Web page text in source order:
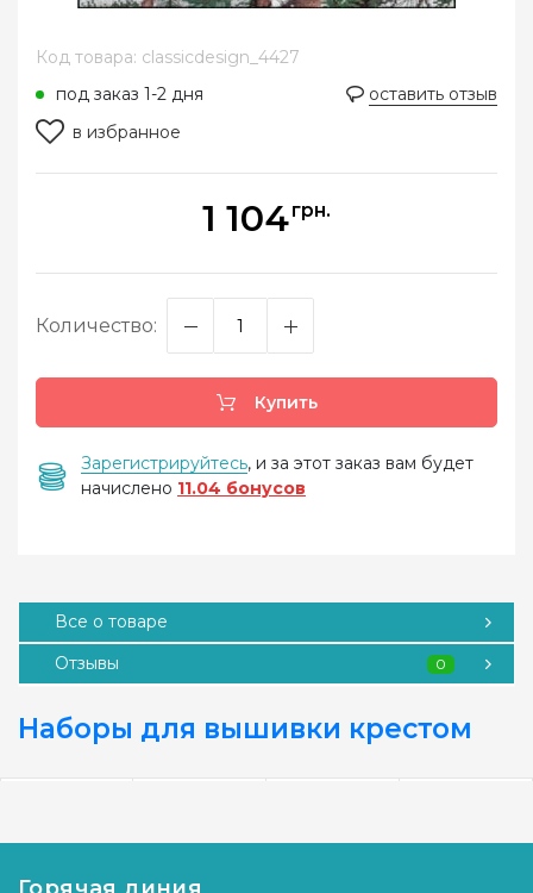
Код товара: classicdesign_4427
под заказ 1-2 дня
оставить отзыв
в избранное
1 104грн.
Количество:
Купить
Зарегистрируйтесь, и за этот заказ вам будет
начислено 11.04 бонусов
Все о товаре
Отзывы
0
Наборы для вышивки крестом